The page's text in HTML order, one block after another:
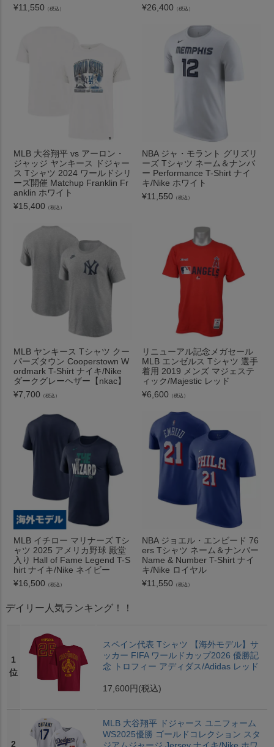
¥11,550 （税込）
¥26,400 （税込）
MLB 大谷翔平 vs アーロン・
ジャッジ ヤンキース ドジャー
ス Tシャツ 2024 ワールドシリ
ーズ開催 Matchup Franklin Fr
anklin ホワイト
¥15,400 （税込）
NBA ジャ・モラント グリズリ
ーズ Tシャツ ネーム＆ナンバ
ー Performance T-Shirt ナイ
キ/Nike ホワイト
¥11,550 （税込）
MLB ヤンキース Tシャツ クー
パーズタウン Cooperstown W
ordmark T-Shirt ナイキ/Nike
ダークグレーヘザー【nkac】
¥7,700 （税込）
リニューアル記念メガセール
MLB エンゼルス Tシャツ 選手
着用 2019 メンズ マジェステ
ィック/Majestic レッド
¥6,600 （税込）
MLB イチロー マリナーズ Tシ
ャツ 2025 アメリカ野球 殿堂
入り Hall of Fame Legend T-S
hirt ナイキ/Nike ネイビー
¥16,500 （税込）
NBA ジョエル・エンビード 76
ers Tシャツ ネーム＆ナンバー
Name & Number T-Shirt ナイ
キ/Nike ロイヤル
¥11,550 （税込）
デイリー人気ランキング！！
1
位
スペイン代表 Tシャツ 【海外モデル】サ
ッカー FIFA ワールドカップ2026 優勝記
念 トロフィー アディダス/Adidas レッド
17,600円 (税込)
2
MLB 大谷翔平 ドジャース ユニフォーム
WS2025優勝 ゴールドコレクション スタ